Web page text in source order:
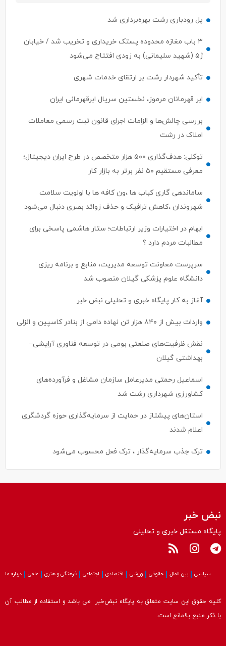
پل رودباری رشت بهره‌برداری شد
۳ باب مغازه محدوده پستک خریداری و تخریب شد / خیابان
ژ۵ (شهید سلیمانی) به زودی افتتاح می‌شود
تأکید شهردار رشت بر ارتقای خدمات شهری
ابر قهرمانان مرموز، نخستین سریال ابرقهرمانی ایران
بررسی چالش‌ها و الزامات اجرای قانون ثبت رسمی معاملات
املاک در رشت
توکلی: هدف‌گذاری ۵۰۰ هزار متخصص در طرح ایران دیجیتال؛
معرفی مستقیم ۵۰ نفر برتر به بازار کار
ساماندهی گاری کباب ها ،ون کافه ها با اولویت سلامت
شهروندان ،کاهش ترافیک و حذف زوائد بصری دنبال می‌شود
ابهام در اختیارات وزیر ارتباطات؛ ستار هاشمی پاسخی برای
مطالبات مردم دارد ؟
سرپرست معاونت توسعه مدیریت، منابع و برنامه ریزی
دانشگاه علوم پزشکی گیلان منصوب شد
آغاز به کار پایگاه خبری و تحلیلی نبض خبر
واردات بیش از ۸۴۰ هزار تن نهاده دامی از بنادر كاسپین و انزلی
نقش ظرفیت‌های صنعتی بومی در توسعه فناوری آرایشی–
بهداشتی گیلان
اسماعیل رحمتی مدیرعامل سازمان مشاغل و فرآورده‌های
کشاورزی شهرداری رشت شد
استان‌های پیشتاز در حمایت از سرمایه‌گذاری حوزه گردشگری
اعلام شدند
ترک جذب سرمایه‌گذار ، ترک فعل محسوب می‌شود
نبض خبر
پایگاه مستقل خبری و تحلیلی
سیاسی بین الملل حقوقی ورزشی اقتصادی اجتماعی فرهنگی و هنری علمی درباره ما
کلیه حقوق این سایت متعلق به پایگاه نبض‌خبر می باشد و استفاده از مطالب آن
با ذکر منبع بلامانع است.